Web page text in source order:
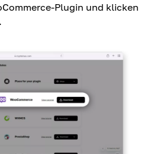
Plugin und klicken
.